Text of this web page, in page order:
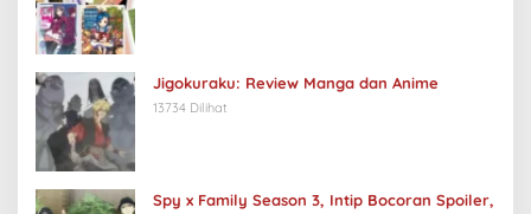
Jigokuraku: Review Manga dan Anime
13734 Dilihat
Spy x Family Season 3, Intip Bocoran Spoiler,